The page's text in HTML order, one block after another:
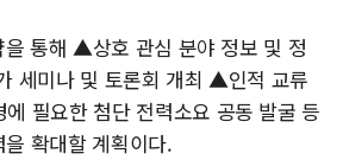
을 통해 ▲상호 관심 분야 정보 및 정
세미나 및 토론회 개최 ▲인적 교류
필요한 첨단 전력소요 공동 발굴 등
확대할 계획이다.